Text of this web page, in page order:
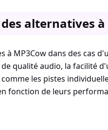
alternatives à
à MP3Cow dans des cas
qualité audio, la facilité
les pistes
fonction de leurs